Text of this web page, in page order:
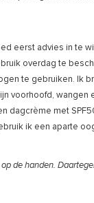
eerst advies in te
overdag te
te gebruiken. Ik
voorhoofd, wangen
dagcrème met
ik een aparte
de handen.